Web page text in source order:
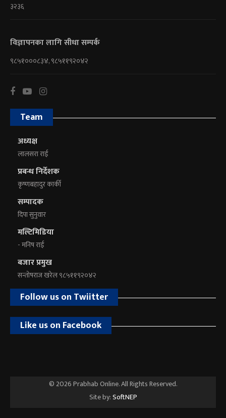
३२३६
विज्ञापनका लागि सीधा सम्पर्क
९८५१०००८३४, ९८५११९२०४२
Team
अध्यक्ष
लालसरा राई
प्रबन्ध निर्देशक
कृष्णबहादुर कार्की
सम्पादक
दिपा सुनुवार
मल्टिमिडिया
- मनिष राई
बजार प्रमुख
सन्तोषराज खरेल ९८५११९२०४२
Follow us on Twiitter
Like us on Facebook
© 2026 Prabhab Online. All Rights Reserved.
Site by:SoftNEP